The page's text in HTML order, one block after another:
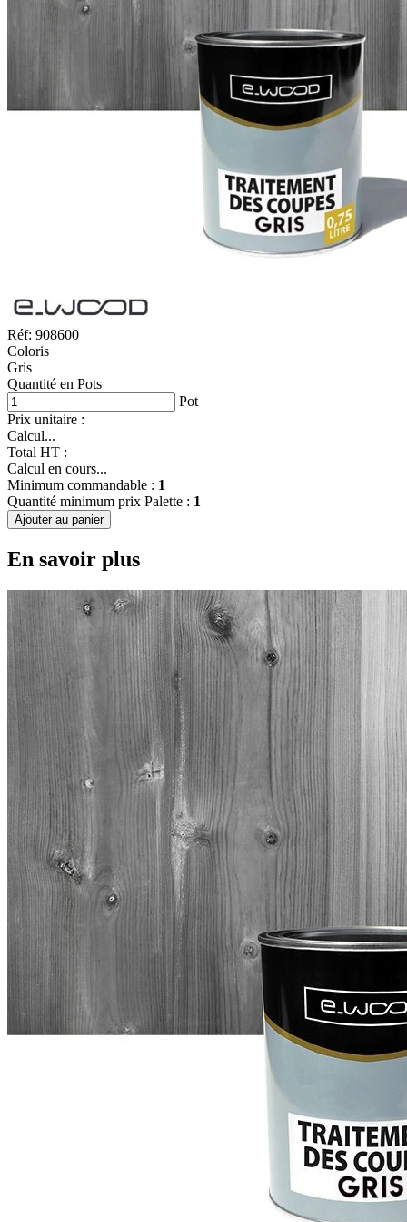
Réf: 908600
Coloris
Gris
Quantité en Pots
Pot
Prix unitaire :
Calcul...
Total HT :
Calcul en cours...
Minimum commandable : 1
Quantité minimum prix Palette : 1
Ajouter au panier
En savoir plus